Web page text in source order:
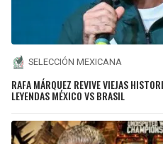
SELECCIÓN MEXICANA
RAFA MÁRQUEZ REVIVE VIEJAS
LEYENDAS MÉXICO VS BRASIL